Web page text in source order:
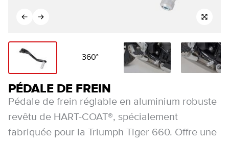
360°
PÉDALE DE FREIN
Pédale de frein réglable en aluminium robuste
revêtu de HART-COAT®, spécialement
fabriquée pour la Triumph Tiger 660. Offre une